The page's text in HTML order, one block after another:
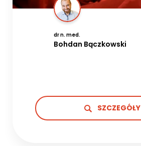
dr n. med.
Bohdan Bączkowski
SZCZEGÓŁY